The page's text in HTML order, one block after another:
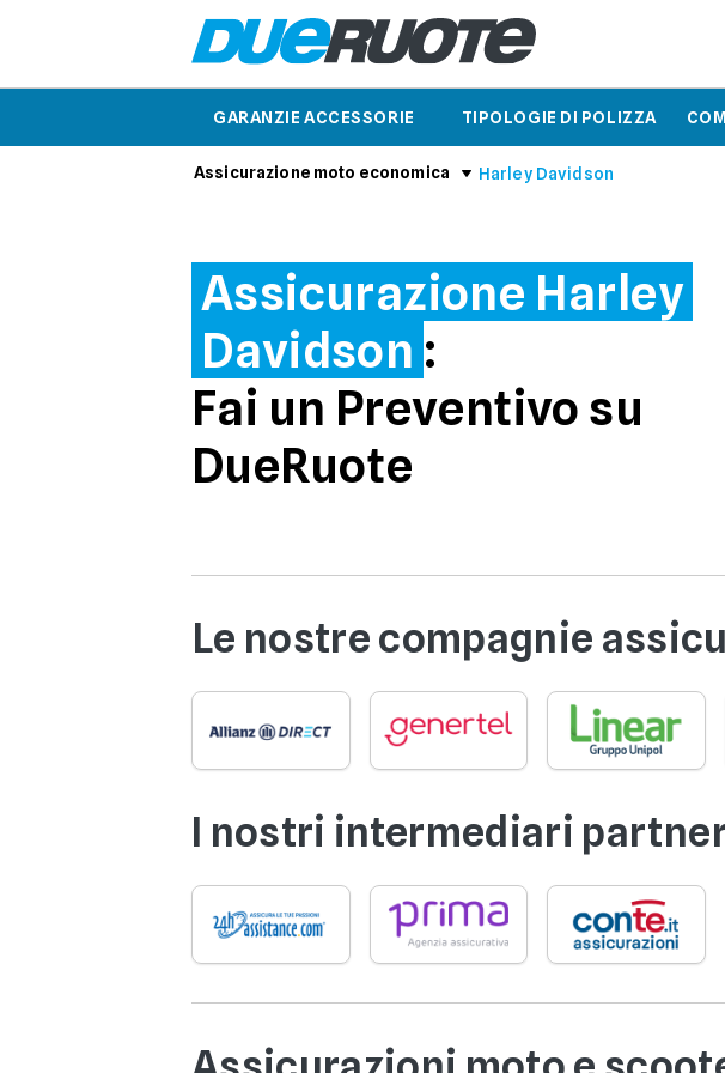
GARANZIE ACCESSORIE TIPOLOGIE DI POLIZZA
Assicurazione moto economica Harley Davidson
Assicurazione Harley
Davidson :
Fai un Preventivo su
DueRuote
Le nostre compagnie
I nostri intermediari